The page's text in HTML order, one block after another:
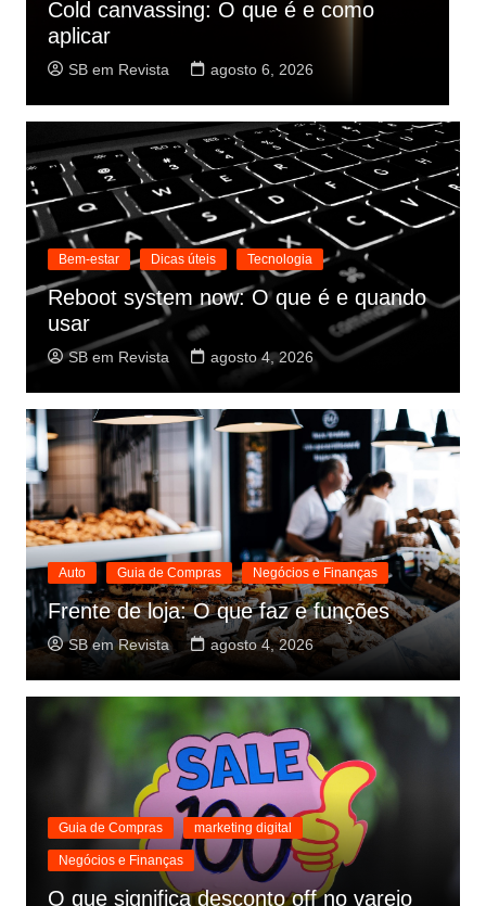
Trabalho interno: O que significa no
emprego
SB em Revista agosto 5, 2026
Bem-estar Dicas úteis Tecnologia
Reboot system now: O que é e quando
usar
SB em Revista agosto 4, 2026
Auto Guia de Compras Negócios e Finanças
Frente de loja: O que faz e funções
SB em Revista agosto 4, 2026
Guia de Compras marketing digital
Negócios e Finanças
O que significa desconto off no varejo